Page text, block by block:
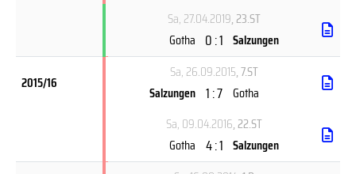
Sa, 27.04.2019, 23.ST
Gotha 0 : 1 Salzungen
2015/16
Sa, 26.09.2015, 7.ST
Salzungen 1 : 7 Gotha
Sa, 09.04.2016, 22.ST
Gotha 4 : 1 Salzungen